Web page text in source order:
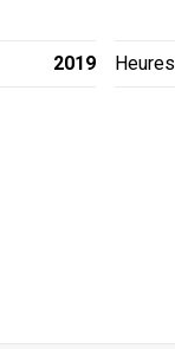
2019 Heures